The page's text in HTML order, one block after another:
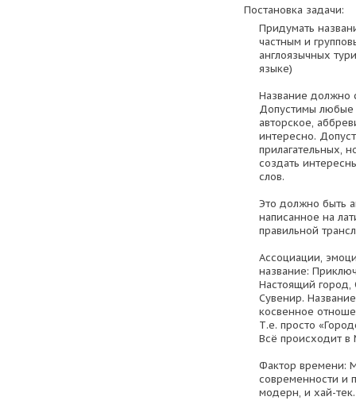
Постановка задачи:
Придумать
частным и
англоязычных
языке)
Название должно
Допустимы любые
авторское,
интересно.
прилагательных,
создать
слов.
Это должно быть
написанное на
правильной
Ассоциации,
название:
Настоящий
Сувенир.
косвенное
Т.е. просто
Всё происходит в
Фактор времени:
современности и
модерн, и хай-